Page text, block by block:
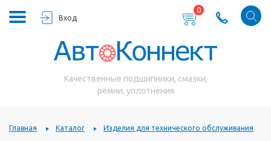
Вход
0
Качественные подшипники, смазки,
ремни, уплотнения
Главная Каталог Изделия для технического обслуживания